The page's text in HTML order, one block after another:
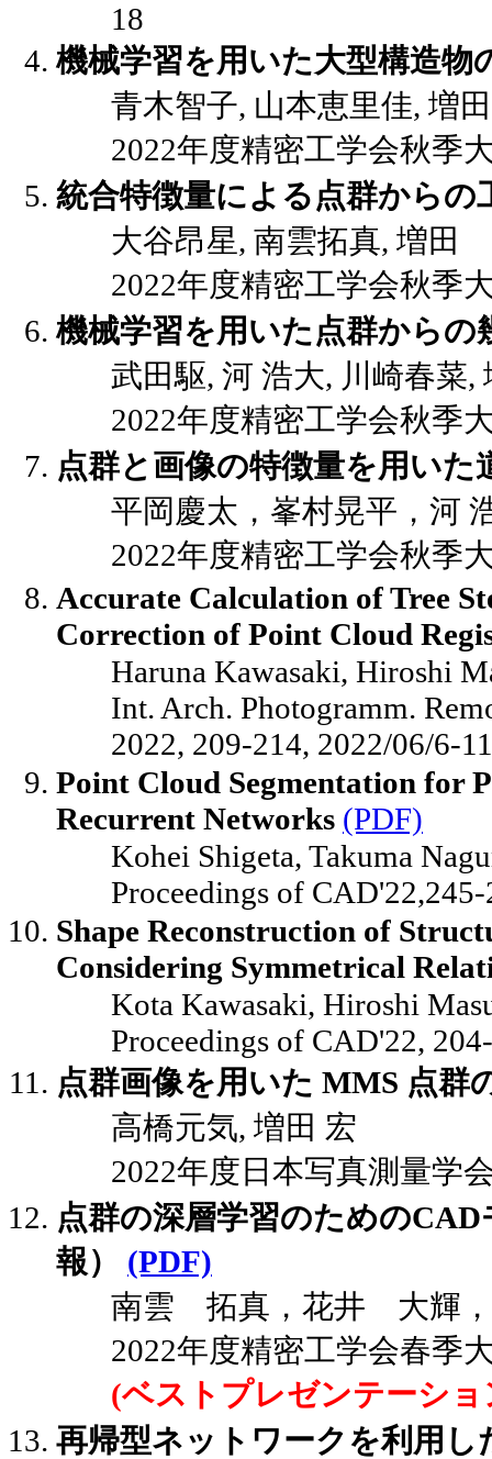
18
機械学習を用いた大型構造物
青木智子, 山本恵里佳,
2022年度精密工学会秋季
統合特徴量による点群からの
大谷昂星, 南雲拓真, 増田
2022年度精密工学会秋季
機械学習を用いた点群からの
武田駆, 河 浩大, 川崎春
2022年度精密工学会秋季
点群と画像の特徴量を用いた
平岡慶太，峯村晃平，河
2022年度精密工学会秋季
Accurate Calculation of Tree
Correction of Point Cloud
Haruna Kawasaki, Hiroshi
Int. Arch. Photogramm.
2022, 209-214, 2022/06/6-11
Point Cloud Segmentation for
Recurrent Networks (PDF)
Kohei Shigeta, Takuma
Proceedings of
Shape Reconstruction of
Considering Symmetrical
Kota Kawasaki, Hiroshi
Proceedings of CAD'22,
点群画像を用いた MMS 点群
高橋元気, 増田 宏
2022年度日本写真測量学
点群の深層学習のための
報） (PDF)
南雲 拓真，花井 大輝
2022年度精密工学会春季
(ベストプレゼンテーショ
再帰型ネットワークを利用